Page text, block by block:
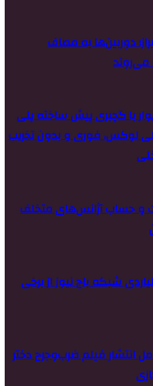
دوربین‌ها به مصاف
می‌روند
با گچبری پیش ساخته پلی
لوکس، فوری و بدون تخریب
۳ سایت و حساب آژانس‌های متخلف
شبکه باج نیوز از برخی
انتشار فیلم ضرب‌وجرح دختر